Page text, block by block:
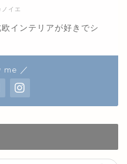
イエ
インテリアが好きでシ
me ／